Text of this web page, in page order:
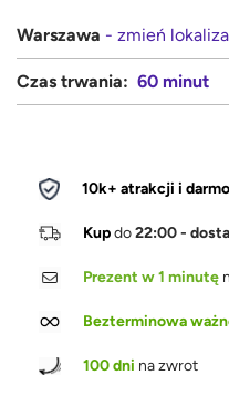
Warszawa - zmień
Czas trwania: 60 minut
10k+ atrakcji i
Kupdo22:00 -
Prezent w 1 minutę
Bezterminowa
100 dni na zwrot